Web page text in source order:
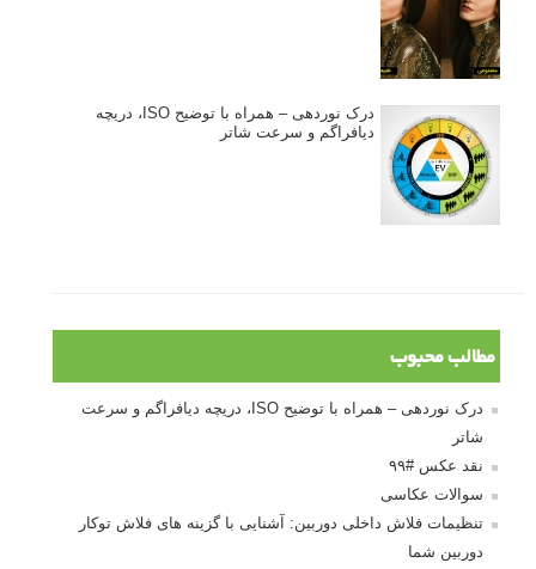
درک نوردهی – همراه با توضیح ISO، دریچه
دیافراگم و سرعت شاتر
مطالب محبوب
درک نوردهی – همراه با توضیح ISO، دریچه دیافراگم و سرعت
شاتر
نقد عکس #۹۹
سوالات عکاسی
تنظیمات فلاش داخلی دوربین: آشنایی با گزینه های فلاش توکار
دوربین شما